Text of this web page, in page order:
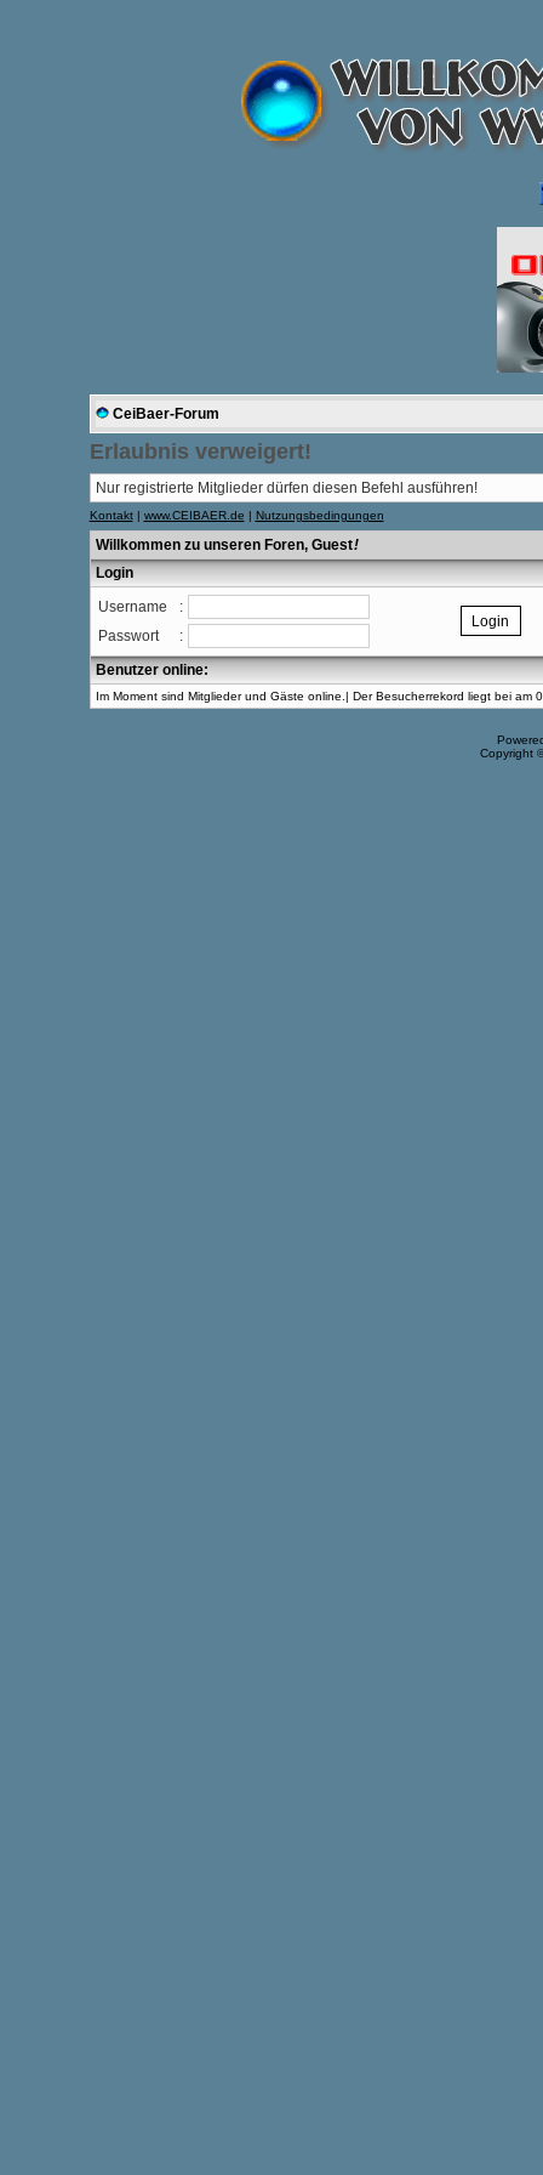
CeiBaer-Forum
Erlaubnis verweigert!
Nur registrierte Mitglieder dürfen diesen Befehl ausführen!
Kontakt| www.CEIBAER.de | Nutzungsbedingungen
Willkommen zu unseren Foren, Guest!
Login
Username
:
Passwort
:
Benutzer online:
Im Moment sind Mitglieder und Gäste online.| Der Besucherrekord liegt bei am
Copyright